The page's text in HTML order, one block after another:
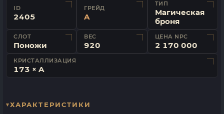
ID
2405
ГРЕЙД
A
ТИП
Магическая
броня
СЛОТ
Поножи
ВЕС
920
ЦЕНА NPC
2 170 000
КРИСТАЛЛИЗАЦИЯ
173 × A
ХАРАКТЕРИСТИКИ